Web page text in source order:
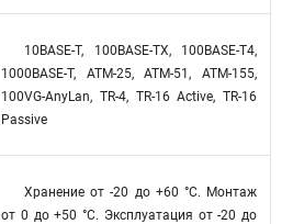
10BASE-T, 100BASE-TX, 100BASE-T4,
1000BASE-T, ATM-25, ATM-51, ATM-155,
100VG-AnyLan, TR-4, TR-16 Active, TR-16
Passive
Хранение от -20 до +60 °C. Монтаж
от 0 до +50 °C. Эксплуатация от -20 до